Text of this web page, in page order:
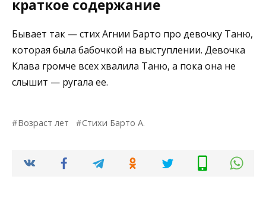
краткое содержание
Бывает так — стих Агнии Барто про девочку Таню,
которая была бабочкой на выступлении. Девочка
Клава громче всех хвалила Таню, а пока она не
слышит — ругала ее.
Возраст лет Стихи Барто А.